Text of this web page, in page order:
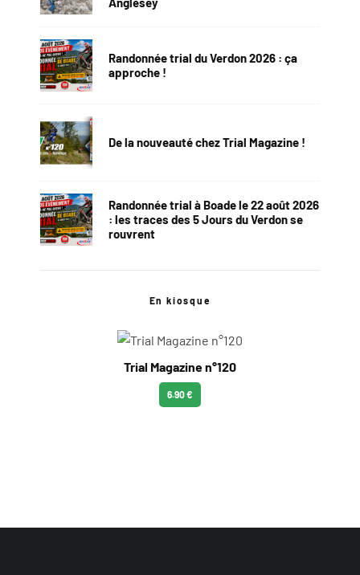
Randonnée trial du Verdon 2026 : ça
approche !
De la nouveauté chez Trial Magazine !
Randonnée trial à Boade le 22 août 2026
: les traces des 5 Jours du Verdon se
rouvrent
En kiosque
Trial Magazine n°120
6.90 €